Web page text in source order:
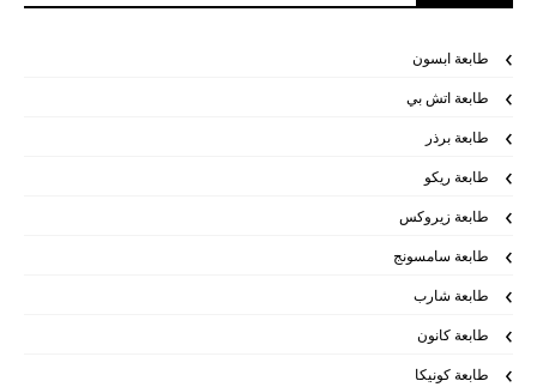
طابعة ابسون
طابعة اتش بي
طابعة برذر
طابعة ريكو
طابعة زيروكس
طابعة سامسونج
طابعة شارب
طابعة كانون
طابعة كونيكا